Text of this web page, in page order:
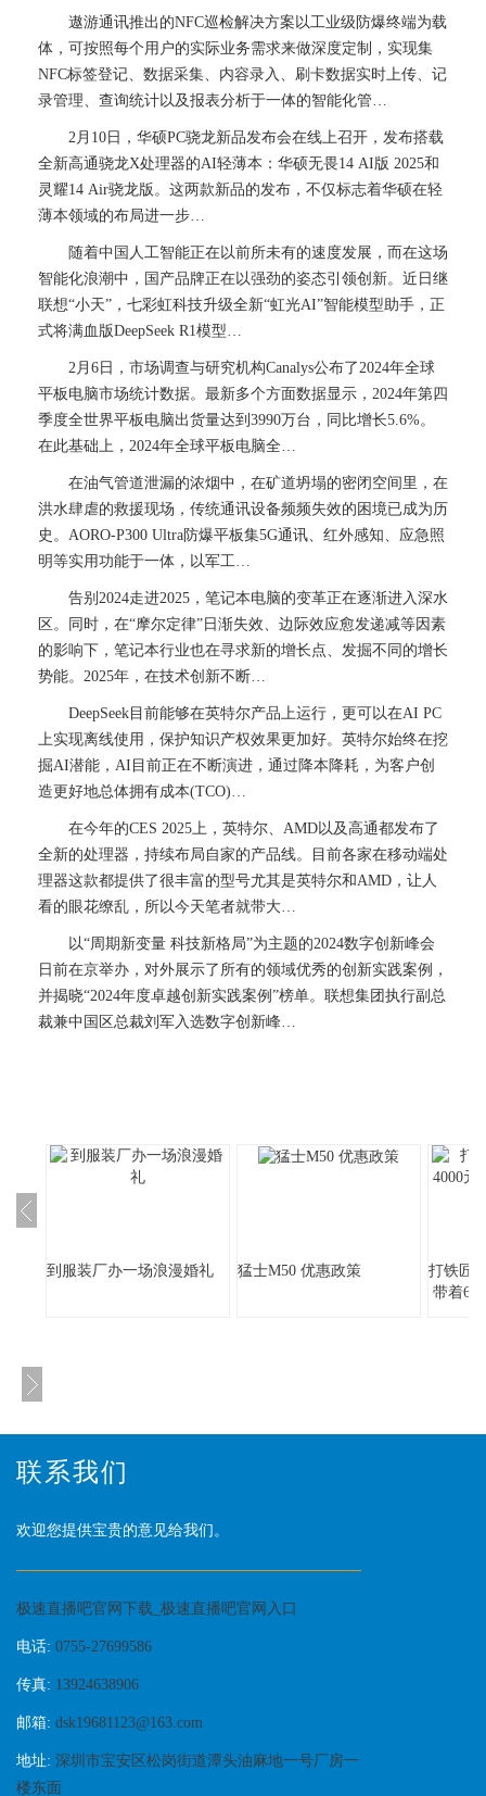
遨游通讯推出的NFC巡检解决方案以工业级防爆终端为载
体，可按照每个用户的实际业务需求来做深度定制，实现集
NFC标签登记、数据采集、内容录入、刷卡数据实时上传、记
录管理、查询统计以及报表分析于一体的智能化管…
2月10日，华硕PC骁龙新品发布会在线上召开，发布搭载
全新高通骁龙X处理器的AI轻薄本：华硕无畏14 AI版 2025和
灵耀14 Air骁龙版。这两款新品的发布，不仅标志着华硕在轻
薄本领域的布局进一步…
随着中国人工智能正在以前所未有的速度发展，而在这场
智能化浪潮中，国产品牌正在以强劲的姿态引领创新。近日继
联想“小天”，七彩虹科技升级全新“虹光AI”智能模型助手，正
式将满血版DeepSeek R1模型…
2月6日，市场调查与研究机构Canalys公布了2024年全球
平板电脑市场统计数据。最新多个方面数据显示，2024年第四
季度全世界平板电脑出货量达到3990万台，同比增长5.6%。
在此基础上，2024年全球平板电脑全…
在油气管道泄漏的浓烟中，在矿道坍塌的密闭空间里，在
洪水肆虐的救援现场，传统通讯设备频频失效的困境已成为历
史。AORO-P300 Ultra防爆平板集5G通讯、红外感知、应急照
明等实用功能于一体，以军工…
告别2024走进2025，笔记本电脑的变革正在逐渐进入深水
区。同时，在“摩尔定律”日渐失效、边际效应愈发递减等因素
的影响下，笔记本行业也在寻求新的增长点、发掘不同的增长
势能。2025年，在技术创新不断…
DeepSeek目前能够在英特尔产品上运行，更可以在AI PC
上实现离线使用，保护知识产权效果更加好。英特尔始终在挖
掘AI潜能，AI目前正在不断演进，通过降本降耗，为客户创
造更好地总体拥有成本(TCO)…
在今年的CES 2025上，英特尔、AMD以及高通都发布了
全新的处理器，持续布局自家的产品线。目前各家在移动端处
理器这款都提供了很丰富的型号尤其是英特尔和AMD，让人
看的眼花缭乱，所以今天笔者就带大…
以“周期新变量 科技新格局”为主题的2024数字创新峰会
日前在京举办，对外展示了所有的领域优秀的创新实践案例，
并揭晓“2024年度卓越创新实践案例”榜单。联想集团执行副总
裁兼中国区总裁刘军入选数字创新峰…
到服装厂办一场浪漫婚礼 猛士M50 优惠政策
打铁匠
带着6
联系我们
欢迎您提供宝贵的意见给我们。
极速直播吧官网下载_极速直播吧官网入口
电话: 0755-27699586
传真: 13924638906
邮箱: dsk19681123@163.com
地址: 深圳市宝安区松岗街道潭头油麻地一号厂房一
楼东面